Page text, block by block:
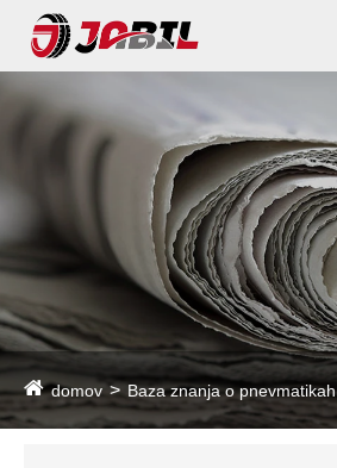
domov Baza znanja o pnevmatikah